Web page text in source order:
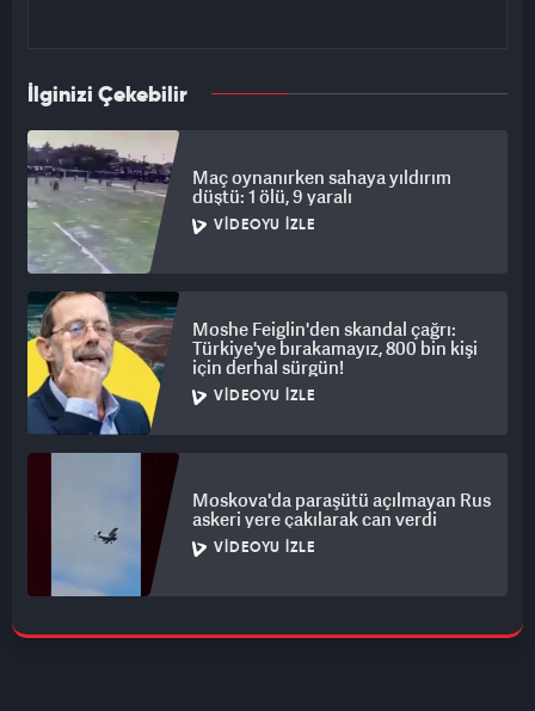
İlginizi Çekebilir
Maç oynanırken sahaya yıldırım
düştü: 1 ölü, 9 yaralı
VIDEOYU İZLE
Moshe Feiglin'den skandal çağrı:
Türkiye'ye bırakamayız, 800 bin kişi
için derhal sürgün!
VIDEOYU İZLE
Moskova'da paraşütü açılmayan Rus
askeri yere çakılarak can verdi
VIDEOYU İZLE